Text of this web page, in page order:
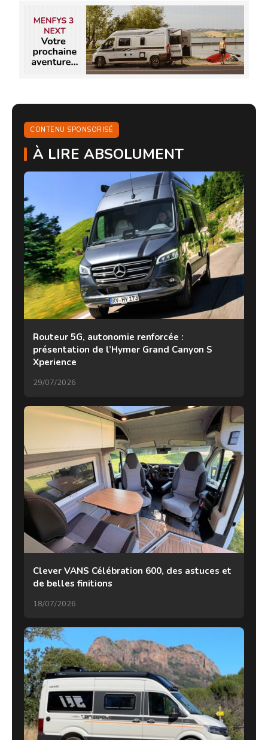
CONTENU SPONSORISÉ
À LIRE ABSOLUMENT
Routeur 5G, autonomie renforcée :
présentation de l’Hymer Grand Canyon S
Xperience
29/07/2026
Clever VANS Célébration 600, des astuces et
de belles finitions
18/07/2026